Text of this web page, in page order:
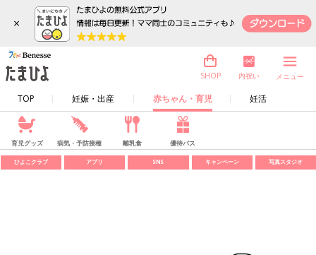
×
TOP 妊娠・出産 赤ちゃん・育児 妊活
SHOP 内祝い メニュー
育児グッズ 病気・予防接種 離乳食 優待パス
ひよこクラブ アプリ SNS キャンペーン 写真スタジオ